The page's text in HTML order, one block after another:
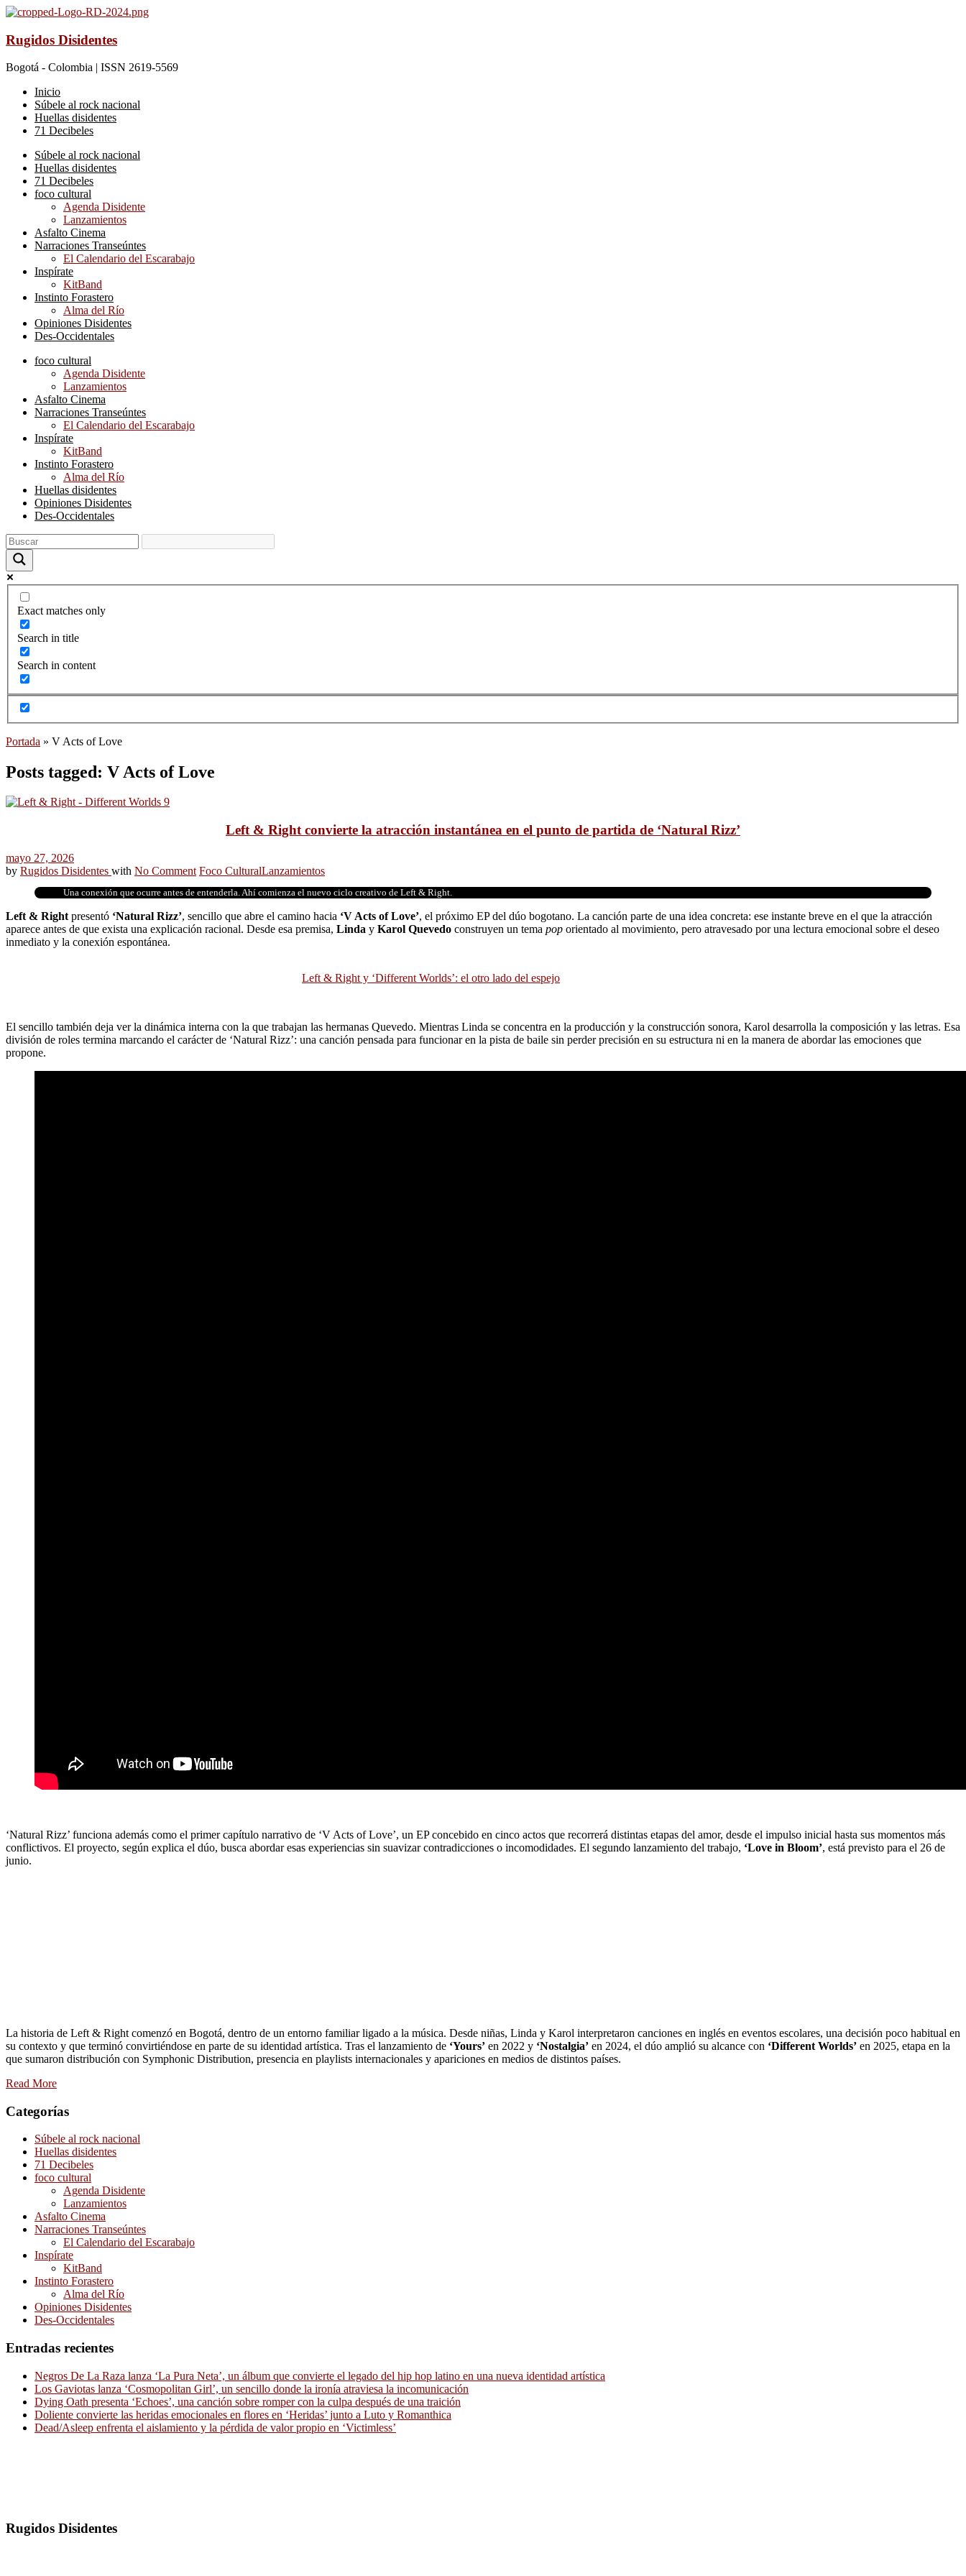
Rugidos Disidentes
Bogotá - Colombia | ISSN 2619-5569
Inicio
Súbele al rock nacional
Huellas disidentes
71 Decibeles
Súbele al rock nacional
Huellas disidentes
71 Decibeles
foco cultural
Agenda Disidente
Lanzamientos
Asfalto Cinema
Narraciones Transeúntes
El Calendario del Escarabajo
Inspírate
KitBand
Instinto Forastero
Alma del Río
Opiniones Disidentes
Des-Occidentales
foco cultural
Agenda Disidente
Lanzamientos
Asfalto Cinema
Narraciones Transeúntes
El Calendario del Escarabajo
Inspírate
KitBand
Instinto Forastero
Alma del Río
Huellas disidentes
Opiniones Disidentes
Des-Occidentales
Exact matches only
Search in title
Search in content
Portada » V Acts of Love
Posts tagged: V Acts of Love
Left & Right convierte la atracción instantánea en el punto de partida de ‘Natural Rizz’
mayo 27, 2026
by Rugidos Disidentes with No Comment Foco CulturalLanzamientos
Una conexión que ocurre antes de entenderla. Ahí comienza el nuevo ciclo creativo de Left & Right.
Left & Right presentó ‘Natural Rizz’, sencillo que abre el camino hacia ‘V Acts of Love’, el próximo EP del dúo bogotano. La canción parte de una idea concreta: ese instante breve en el que la atracción
aparece antes de que exista una explicación racional. Desde esa premisa, Linda y Karol Quevedo construyen un tema pop orientado al movimiento, pero atravesado por una lectura emocional sobre el deseo
inmediato y la conexión espontánea.
Left & Right y ‘Different Worlds’: el otro lado del espejo
El sencillo también deja ver la dinámica interna con la que trabajan las hermanas Quevedo. Mientras Linda se concentra en la producción y la construcción sonora, Karol desarrolla la composición y las letras. Esa
división de roles termina marcando el carácter de ‘Natural Rizz’: una canción pensada para funcionar en la pista de baile sin perder precisión en su estructura ni en la manera de abordar las emociones que
propone.
‘Natural Rizz’ funciona además como el primer capítulo narrativo de ‘V Acts of Love’, un EP concebido en cinco actos que recorrerá distintas etapas del amor, desde el impulso inicial hasta sus momentos más
conflictivos. El proyecto, según explica el dúo, busca abordar esas experiencias sin suavizar contradicciones o incomodidades. El segundo lanzamiento del trabajo, ‘Love in Bloom’, está previsto para el 26 de
junio.
La historia de Left & Right comenzó en Bogotá, dentro de un entorno familiar ligado a la música. Desde niñas, Linda y Karol interpretaron canciones en inglés en eventos escolares, una decisión poco habitual en
su contexto y que terminó convirtiéndose en parte de su identidad artística. Tras el lanzamiento de ‘Yours’ en 2022 y ‘Nostalgia’ en 2024, el dúo amplió su alcance con ‘Different Worlds’ en 2025, etapa en la
que sumaron distribución con Symphonic Distribution, presencia en playlists internacionales y apariciones en medios de distintos países.
Read More
Categorías
Súbele al rock nacional
Huellas disidentes
71 Decibeles
foco cultural
Agenda Disidente
Lanzamientos
Asfalto Cinema
Narraciones Transeúntes
El Calendario del Escarabajo
Inspírate
KitBand
Instinto Forastero
Alma del Río
Opiniones Disidentes
Des-Occidentales
Entradas recientes
Negros De La Raza lanza ‘La Pura Neta’, un álbum que convierte el legado del hip hop latino en una nueva identidad artística
Los Gaviotas lanza ‘Cosmopolitan Girl’, un sencillo donde la ironía atraviesa la incomunicación
Dying Oath presenta ‘Echoes’, una canción sobre romper con la culpa después de una traición
Doliente convierte las heridas emocionales en flores en ‘Heridas’ junto a Luto y Romanthica
Dead/Asleep enfrenta el aislamiento y la pérdida de valor propio en ‘Victimless’
Rugidos Disidentes